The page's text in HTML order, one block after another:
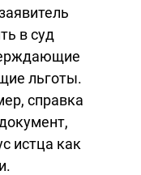
в суд
льготы.
справка
истца как